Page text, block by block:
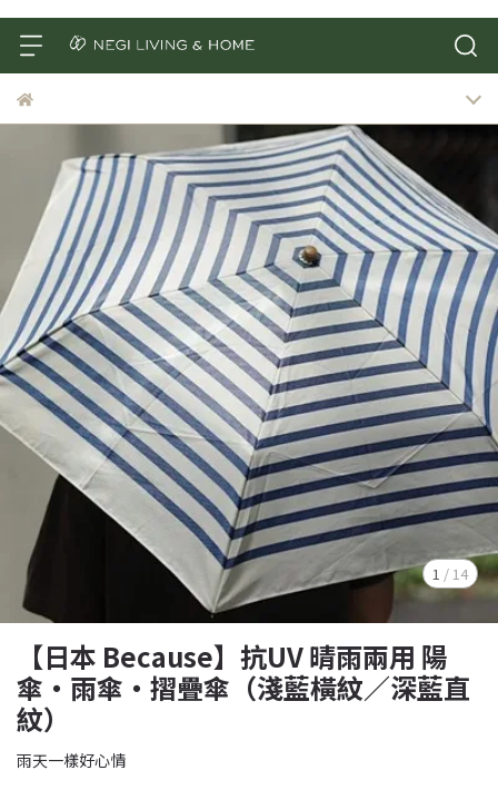
1 / 14
【日本 Because】抗UV 晴雨兩用 陽
傘・雨傘・摺疊傘（淺藍橫紋／深藍直
紋）
雨天一樣好心情